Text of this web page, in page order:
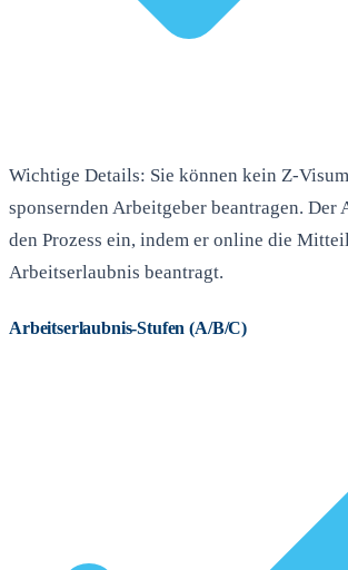
Wichtige Details: Sie können kein Z-
sponsernden Arbeitgeber beantragen. Der
den Prozess ein, indem er online die
Arbeitserlaubnis beantragt.
Arbeitserlaubnis-Stufen (A/B/C)